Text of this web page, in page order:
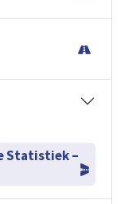
Statistiek –